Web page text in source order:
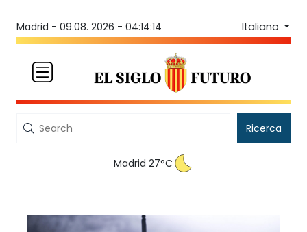
Madrid - 09.08. 2026 - 04:14:14 Italiano
Ricerca
Madrid 27°C